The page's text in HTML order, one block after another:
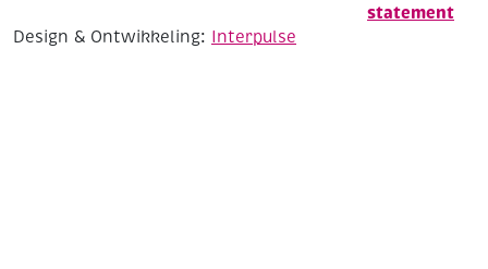
statement
Design & Ontwikkeling: Interpulse